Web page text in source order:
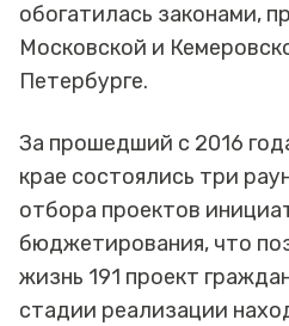
обогатилась законами,
Московской и
Петербурге.
За прошедший с 2016
крае состоялись три
отбора проектов
бюджетирования, что
жизнь 191 проект
стадии реализации